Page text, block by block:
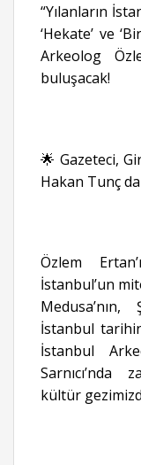
“Yılanların
‘Hekate’ ve
Arkeolog
buluşacak!
🌟 Gazeteci,
Hakan Tunç
Özlem
İstanbul’un
Medusa’nın,
İstanbul
İstanbul
Sarnıcı’nda
kültür